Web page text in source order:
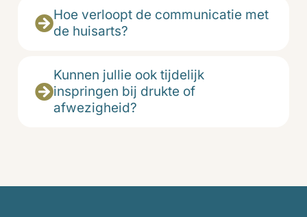
Hoe verloopt de communicatie met
de huisarts?
Kunnen jullie ook tijdelijk
inspringen bij drukte of
afwezigheid?